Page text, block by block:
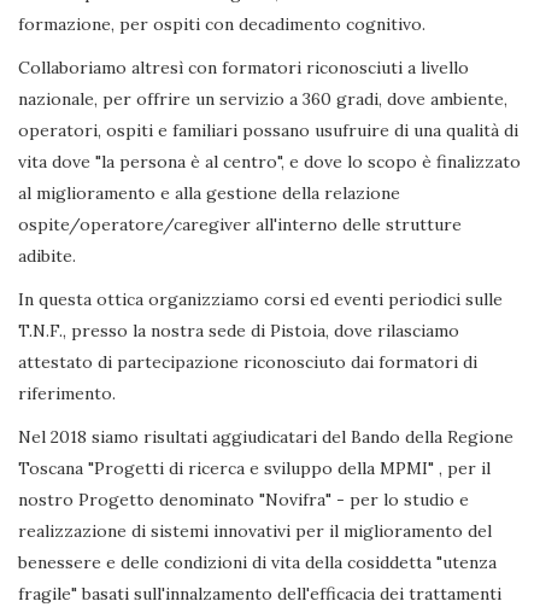
formazione, per ospiti con decadimento cognitivo.
Collaboriamo altresì con formatori riconosciuti a livello
nazionale, per offrire un servizio a 360 gradi, dove ambiente,
operatori, ospiti e familiari possano usufruire di una qualità di
vita dove "la persona è al centro", e dove lo scopo è finalizzato
al miglioramento e alla gestione della relazione
ospite/operatore/caregiver all'interno delle strutture
adibite.
In questa ottica organizziamo corsi ed eventi periodici sulle
T.N.F., presso la nostra sede di Pistoia, dove rilasciamo
attestato di partecipazione riconosciuto dai formatori di
riferimento.
Nel 2018 siamo risultati aggiudicatari del Bando della Regione
Toscana "Progetti di ricerca e sviluppo della MPMI" , per il
nostro Progetto denominato "Novifra" - per lo studio e
realizzazione di sistemi innovativi per il miglioramento del
benessere e delle condizioni di vita della cosiddetta "utenza
fragile" basati sull'innalzamento dell'efficacia dei trattamenti